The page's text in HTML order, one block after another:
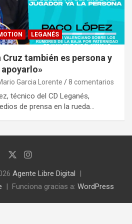
LEGANÉS
Cruz también es persona y
Garcia Lorente 8 comentarios
técnico del CD Leganés,
de prensa en la rueda…
Agente Libre Digital
Funciona gracias a: WordPress